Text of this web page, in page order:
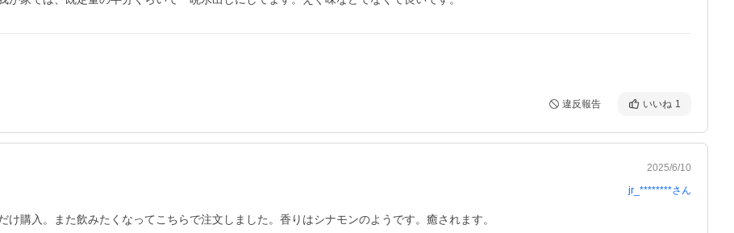
違反報告 いいね 1
2025/6/10
jr_********さん
購入。また飲みたくなってこちらで注文しました。香りはシナモンのようです。癒されます。